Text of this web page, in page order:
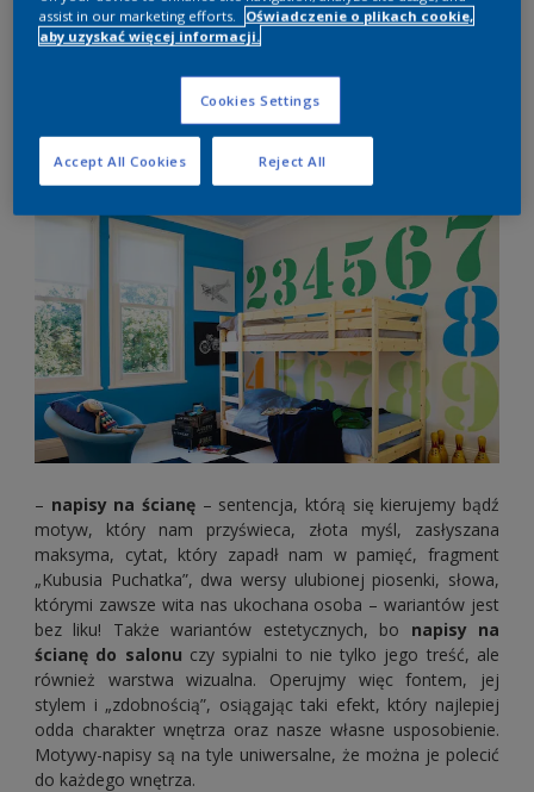
Najpopularniejszeszablony do
malowania
Liczba dostępnych wzorów na ścianę
motywów jest naprawdę ogromna. Po niektóre z nich
sięgamy jednak częściej niż po inne. Do najpopularniejszych
należy zaliczyć:
– napisy na ścianę – sentencja, którą się kierujemy bądź
motyw, który nam przyświeca, złota myśl, zasłyszana
maksyma, cytat, który zapadł nam w pamięć, fragment
„Kubusia Puchatka”, dwa wersy ulubionej piosenki, słowa,
którymi zawsze wita nas ukochana osoba – wariantów jest
bez liku! Także wariantów estetycznych, bo napisy na
ścianę do salonu czy sypialni to nie tylko jego treść, ale
również warstwa wizualna. Operujmy więc fontem, jej
stylem i „zdobnością”, osiągając taki efekt, który najlepiej
odda charakter wnętrza oraz nasze własne usposobienie.
Motywy-napisy są na tyle uniwersalne, że można je polecić
do każdego wnętrza.
assist in our marketing efforts.
Oświadczenie o plikach cookie,
aby uzyskać więcej informacji.
Cookies Settings
Reject All
Accept All Cookies